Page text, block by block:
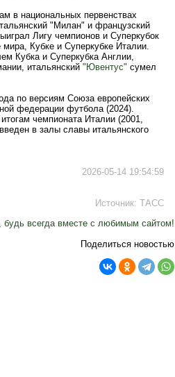
в национальных первенствах
"Милан" и французский
Лигу чемпионов и Суперкубок
Кубке и Суперкубке Италии.
Кубка и Суперкубка Англии,
итальянский "Ювентус" сумел
по версиям Союза европейских
федерации футбола (2024).
чемпионата Италии (2001,
в залы славы итальянского
2026-05-14 19:54:59
Источник: ТАСС
всегда вместе с любимым сайтом!
Поделиться новостью